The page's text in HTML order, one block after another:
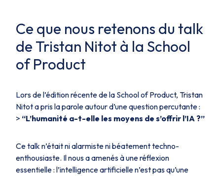
Ce que nous retenons du talk
de Tristan Nitot à la School
of Product
Lors de l’édition récente de la School of Product, Tristan
Nitot a pris la parole autour d’une question percutante :
> “L’humanité a-t-elle les moyens de s’offrir l’IA ?”
Ce talk n’était ni alarmiste ni béatement techno-
enthousiaste. Il nous a amenés à une réflexion
essentielle : l’intelligence artificielle n’est pas qu’une